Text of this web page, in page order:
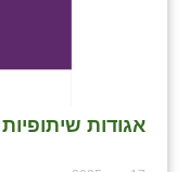
אגודות
גני יהודה